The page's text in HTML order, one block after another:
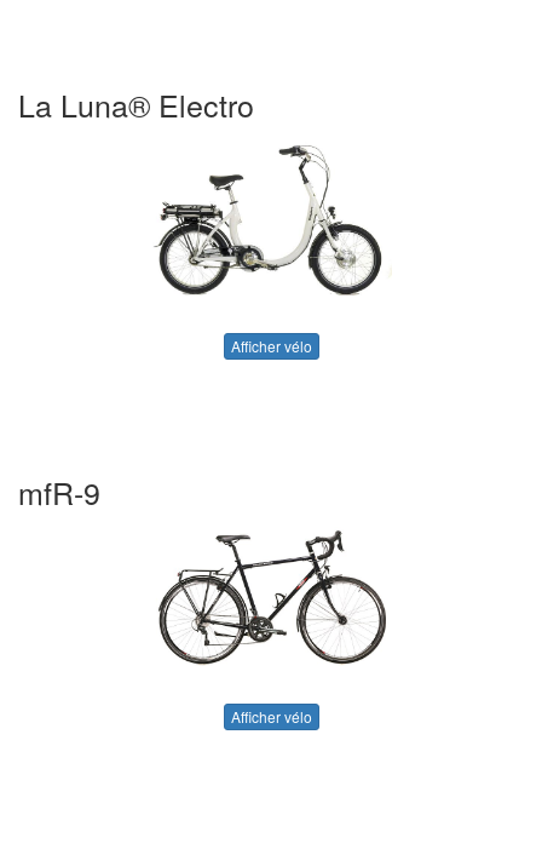
La Luna® Electro
Afficher vélo
mfR-9
Afficher vélo